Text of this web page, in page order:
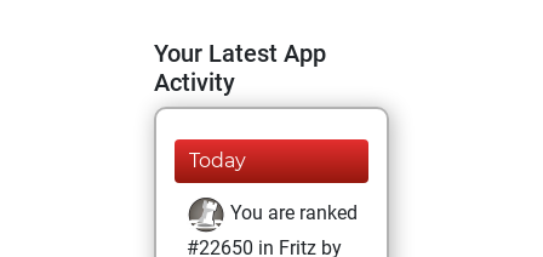
Your Latest App
Activity
Today
You are ranked
#22650 in Fritz by